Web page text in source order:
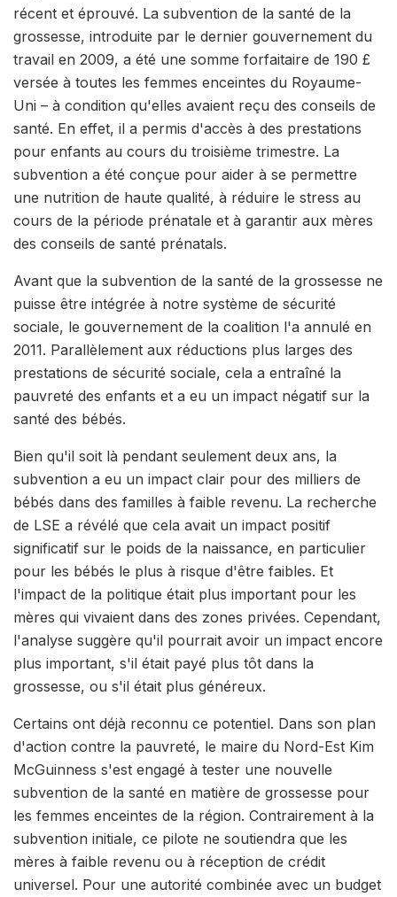
récent et éprouvé. La subvention de la santé de la
grossesse, introduite par le dernier gouvernement du
travail en 2009, a été une somme forfaitaire de 190 £
versée à toutes les femmes enceintes du Royaume-
Uni – à condition qu'elles avaient reçu des conseils de
santé. En effet, il a permis d'accès à des prestations
pour enfants au cours du troisième trimestre. La
subvention a été conçue pour aider à se permettre
une nutrition de haute qualité, à réduire le stress au
cours de la période prénatale et à garantir aux mères
des conseils de santé prénatals.
Avant que la subvention de la santé de la grossesse ne
puisse être intégrée à notre système de sécurité
sociale, le gouvernement de la coalition l'a annulé en
2011. Parallèlement aux réductions plus larges des
prestations de sécurité sociale, cela a entraîné la
pauvreté des enfants et a eu un impact négatif sur la
santé des bébés.
Bien qu'il soit là pendant seulement deux ans, la
subvention a eu un impact clair pour des milliers de
bébés dans des familles à faible revenu. La recherche
de LSE a révélé que cela avait un impact positif
significatif sur le poids de la naissance, en particulier
pour les bébés le plus à risque d'être faibles. Et
l'impact de la politique était plus important pour les
mères qui vivaient dans des zones privées. Cependant,
l'analyse suggère qu'il pourrait avoir un impact encore
plus important, s'il était payé plus tôt dans la
grossesse, ou s'il était plus généreux.
Certains ont déjà reconnu ce potentiel. Dans son plan
d'action contre la pauvreté, le maire du Nord-Est Kim
McGuinness s'est engagé à tester une nouvelle
subvention de la santé en matière de grossesse pour
les femmes enceintes de la région. Contrairement à la
subvention initiale, ce pilote ne soutiendra que les
mères à faible revenu ou à réception de crédit
universel. Pour une autorité combinée avec un budget